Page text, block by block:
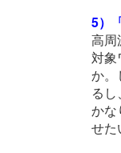
5）
高周
対
か。
る
かな
せた